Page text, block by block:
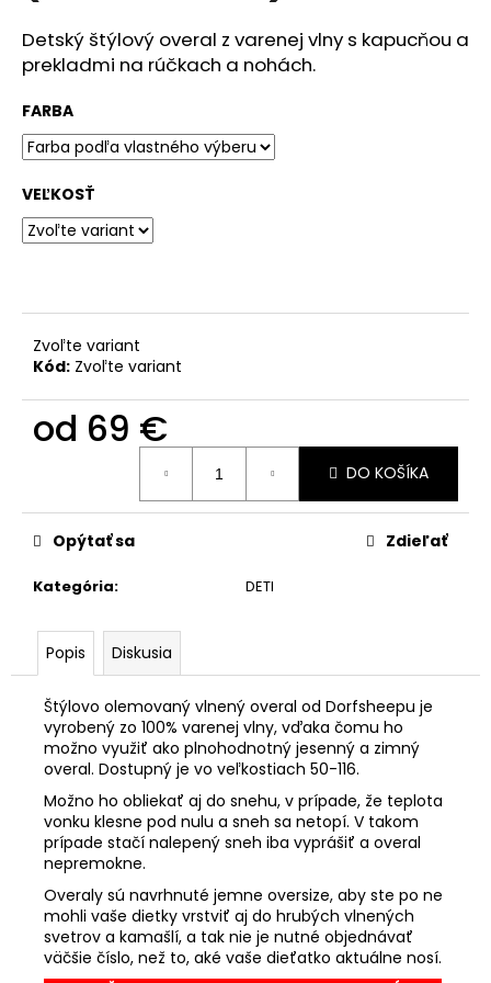
Detský štýlový overal z varenej vlny s kapucňou a
prekladmi na rúčkach a nohách.
FARBA
VEĽKOSŤ
Zvoľte variant
Kód: Zvoľte variant
od 69 €
DO KOŠÍKA
Kategória: DETI
Opýtať sa Zdieľať
Popis Diskusia
Štýlovo olemovaný vlnený overal od Dorfsheepu je
vyrobený zo 100% varenej vlny, vďaka čomu ho
možno využiť ako plnohodnotný jesenný a zimný
overal. Dostupný je vo veľkostiach 50-116.
Možno ho obliekať aj do snehu, v prípade, že teplota
vonku klesne pod nulu a sneh sa netopí. V takom
prípade stačí nalepený sneh iba vyprášiť a overal
nepremokne.
Overaly sú navrhnuté jemne oversize, aby ste po ne
mohli vaše dietky vrstviť aj do hrubých vlnených
svetrov a kamašlí, a tak nie je nutné objednávať
väčšie číslo, než to, aké vaše dieťatko aktuálne nosí.
a
m
e
DÁMSKA
ĽANOVÁ
NA
VAJÍČKA
(VIAC
FARIEB)